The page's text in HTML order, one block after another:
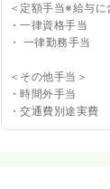
＜定額手当※給与に
・一律資格手当
・ 一律勤務手当
＜その他手当＞
・時間外手当
・交通費別途実費